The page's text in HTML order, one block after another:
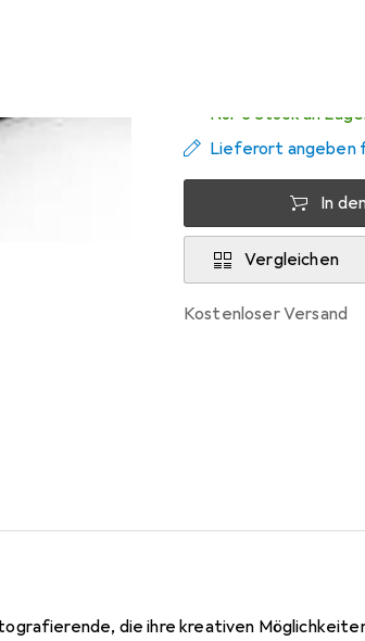
Nur 3 Stück an
Lieferort angeben
In
Vergleichen
kostenloser Versand
die ihre kreativen